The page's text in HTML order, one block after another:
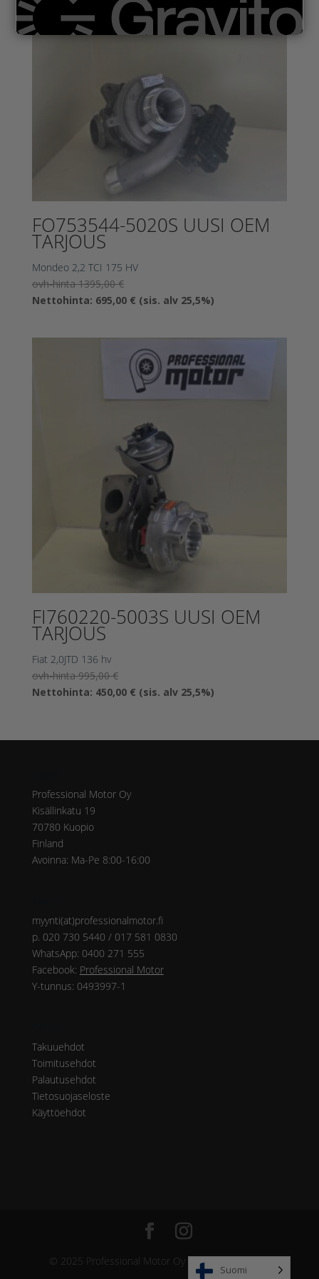
FO753544-5020S UUSI OEM
TARJOUS
Mondeo 2,2 TCI 175 HV
ovh-hinta1395,00€Alkuperäinen
hinta
Nettohinta: 695,00 €Nykyinen
695,00 €.
(sis. alv 25,5%)
FI760220-5003S UUSI OEM
TARJOUS
Fiat 2,0JTD 136 hv
ovh-hinta995,00€Alkuperäinen
hinta
Nettohinta: 450,00 €Nykyinen
450,00 €.
(sis. alv 25,5%)
Professional Motor Oy
Kisällinkatu 19
70780 Kuopio
Finland
Avoinna: Ma-Pe 8:00-16:00
myynti(at)professionalmotor.fi
p. 020 730 5440 / 017 581 0830
WhatsApp: 0400 271 555
Facebook: Professional Motor
Y-tunnus: 0493997-1
Takuuehdot
Toimitusehdot
Palautusehdot
Tietosuojaseloste
Käyttöehdot
© 2025 Professional Motor Oy & Hopia Group Oy
Suomi